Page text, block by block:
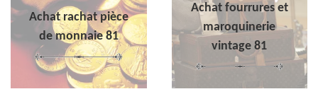
Achat rachat pièce
de monnaie 81
Achat fourrures et
maroquinerie
vintage 81